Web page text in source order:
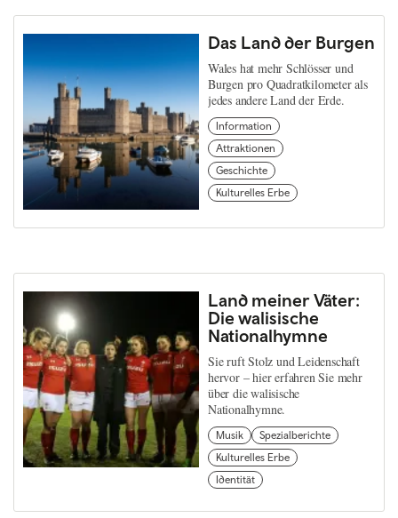
Das Land der Burgen
Wales hat mehr Schlösser und
Burgen pro Quadratkilometer als
jedes andere Land der Erde.
Information
Attraktionen
Geschichte
Kulturelles Erbe
Land meiner Väter:
Die walisische
Nationalhymne
Sie ruft Stolz und Leidenschaft
hervor – hier erfahren Sie mehr
über die walisische
Nationalhymne.
Musik
Spezialberichte
Kulturelles Erbe
Identität